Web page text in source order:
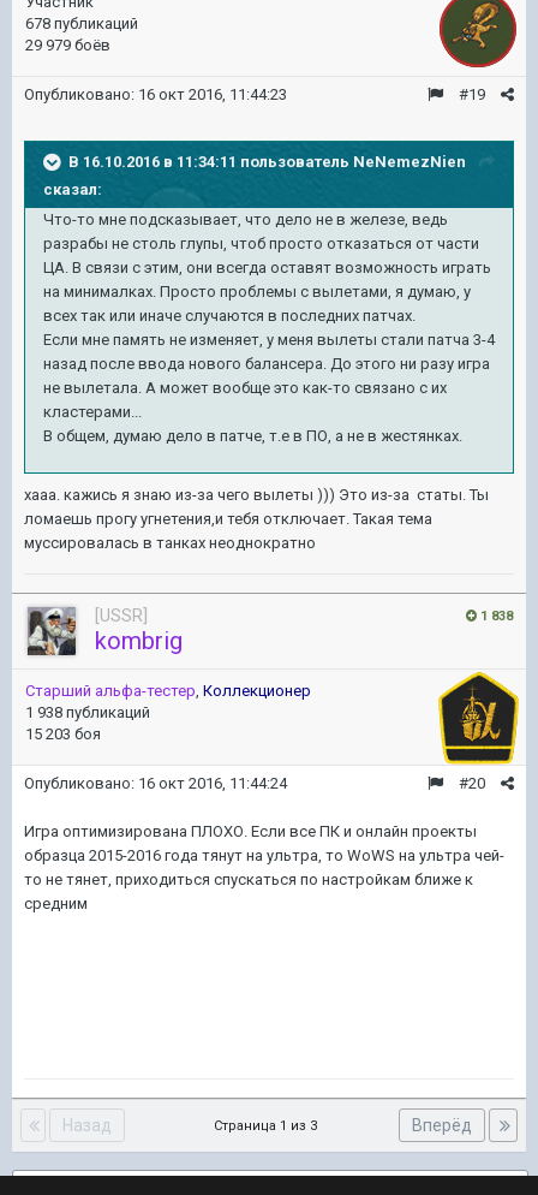
678 публикаций
29 979 боёв
#19
Опубликовано: 16 окт 2016, 11:44:23
В 16.10.2016 в 11:34:11 пользователь NeNemezNien
сказал:
Что-то мне подсказывает, что дело не в железе, ведь
разрабы не столь глупы, чтоб просто отказаться от части
ЦА. В связи с этим, они всегда оставят возможность играть
на минималках. Просто проблемы с вылетами, я думаю, у
всех так или иначе случаются в последних патчах.
Если мне память не изменяет, у меня вылеты стали патча 3-4
назад после ввода нового балансера. До этого ни разу игра
не вылетала. А может вообще это как-то связано с их
кластерами...
В общем, думаю дело в патче, т.е в ПО, а не в жестянках.
хааа. кажись я знаю из-за чего вылеты ))) Это из-за статы. Ты
ломаешь прогу угнетения,и тебя отключает. Такая тема
муссировалась в танках неоднократно
1 838
[USSR]
kombrig
Старший альфа-тестер Коллекционер
1 938 публикаций
15 203 боя
#20
Опубликовано: 16 окт 2016, 11:44:24
Игра оптимизирована ПЛОХО. Если все ПК и онлайн проекты
образца 2015-2016 года тянут на ультра, то WoWS на ультра чей-
то не тянет, приходиться спускаться по настройкам ближе к
средним
Назад Вперёд
Страница 1 из 3